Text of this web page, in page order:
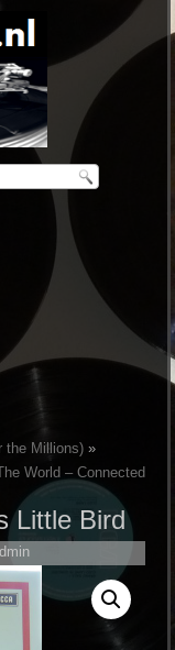
the Millions) »
World – Connected
Little Bird